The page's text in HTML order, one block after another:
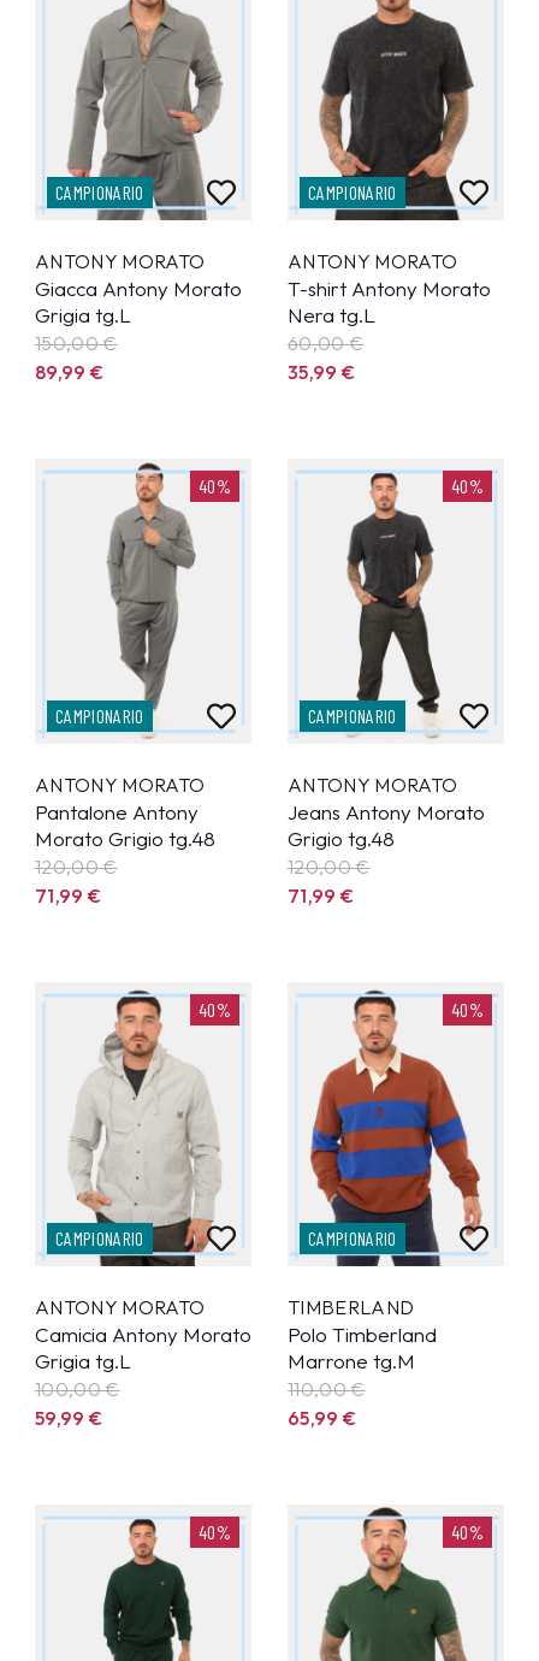
CAMPIONARIO
ANTONY MORATO
Giacca Antony Morato
Grigia tg.L
150,00 €
89,99€
CAMPIONARIO
ANTONY MORATO
T-shirt Antony Morato
Nera tg.L
60,00 €
35,99€
40%
CAMPIONARIO
ANTONY MORATO
Pantalone Antony
Morato Grigio tg.48
120,00 €
71,99€
40%
CAMPIONARIO
ANTONY MORATO
Jeans Antony Morato
Grigio tg.48
120,00 €
71,99€
40%
CAMPIONARIO
ANTONY MORATO
Camicia Antony Morato
Grigia tg.L
100,00 €
59,99€
40%
CAMPIONARIO
TIMBERLAND
Polo Timberland
Marrone tg.M
110,00 €
65,99€
40% 40%